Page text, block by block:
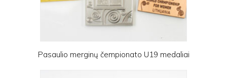
Pasaulio merginų čempionato U19 medaliai